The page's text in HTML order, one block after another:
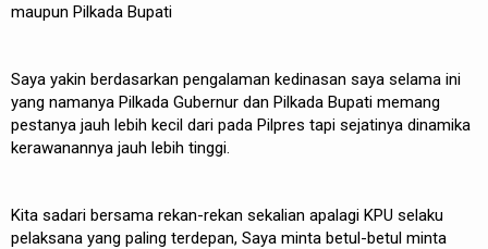
maupun Pilkada Bupati
Saya yakin berdasarkan pengalaman kedinasan saya selama ini
yang namanya Pilkada Gubernur dan Pilkada Bupati memang
pestanya jauh lebih kecil dari pada Pilpres tapi sejatinya dinamika
kerawanannya jauh lebih tinggi.
Kita sadari bersama rekan-rekan sekalian apalagi KPU selaku
pelaksana yang paling terdepan, Saya minta betul-betul minta